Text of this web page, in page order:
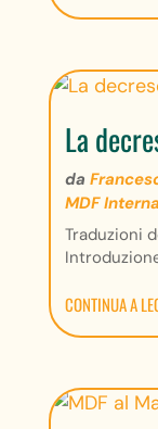
La
da
MDF
Traduzioni
CONTINUA A